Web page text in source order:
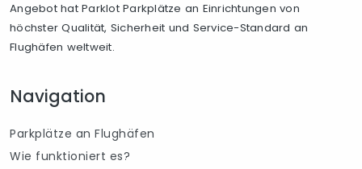
Angebot hat Parklot Parkplätze an Einrichtungen von
höchster Qualität, Sicherheit und Service-Standard an
Flughäfen weltweit.
Navigation
Parkplätze an Flughäfen
Wie funktioniert es?